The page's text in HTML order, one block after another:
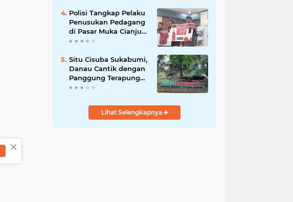
Baru Sukabumi
Polisi Tangkap Pelaku
Penusukan Pedagang
di Pasar Muka Cianjur,
Terancam 15 Tahun
Situ Cisuba Sukabumi,
Danau Cantik dengan
Panggung Terapung
yang Cocok Jadi
Pekan
Lihat Selengkapnya
×